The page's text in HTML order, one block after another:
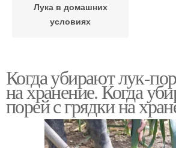
Лука в домашних
условиях
Когда убирают лук-
на хранение. Когда
порей с грядки на